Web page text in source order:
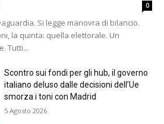
0
Si legge manovra di bilancio.
la quinta: quella elettorale. Un
Tutti...
Scontro sui fondi per gli hub, il governo
italiano deluso dalle decisioni dell’Ue
smorza i toni con Madrid
5 Agosto 2026